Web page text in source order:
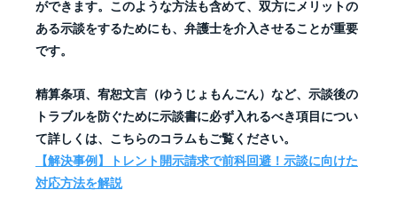
ができます。このような方法も含めて、双方にメリットの
ある示談をするためにも、弁護士を介入させることが重要
です。
精算条項、宥恕文言（ゆうじょもんごん）など、示談後の
トラブルを防ぐために示談書に必ず入れるべき項目につい
て詳しくは、こちらのコラムもご覧ください。
【解決事例】トレント開示請求で前科回避！示談に向けた
対応方法を解説